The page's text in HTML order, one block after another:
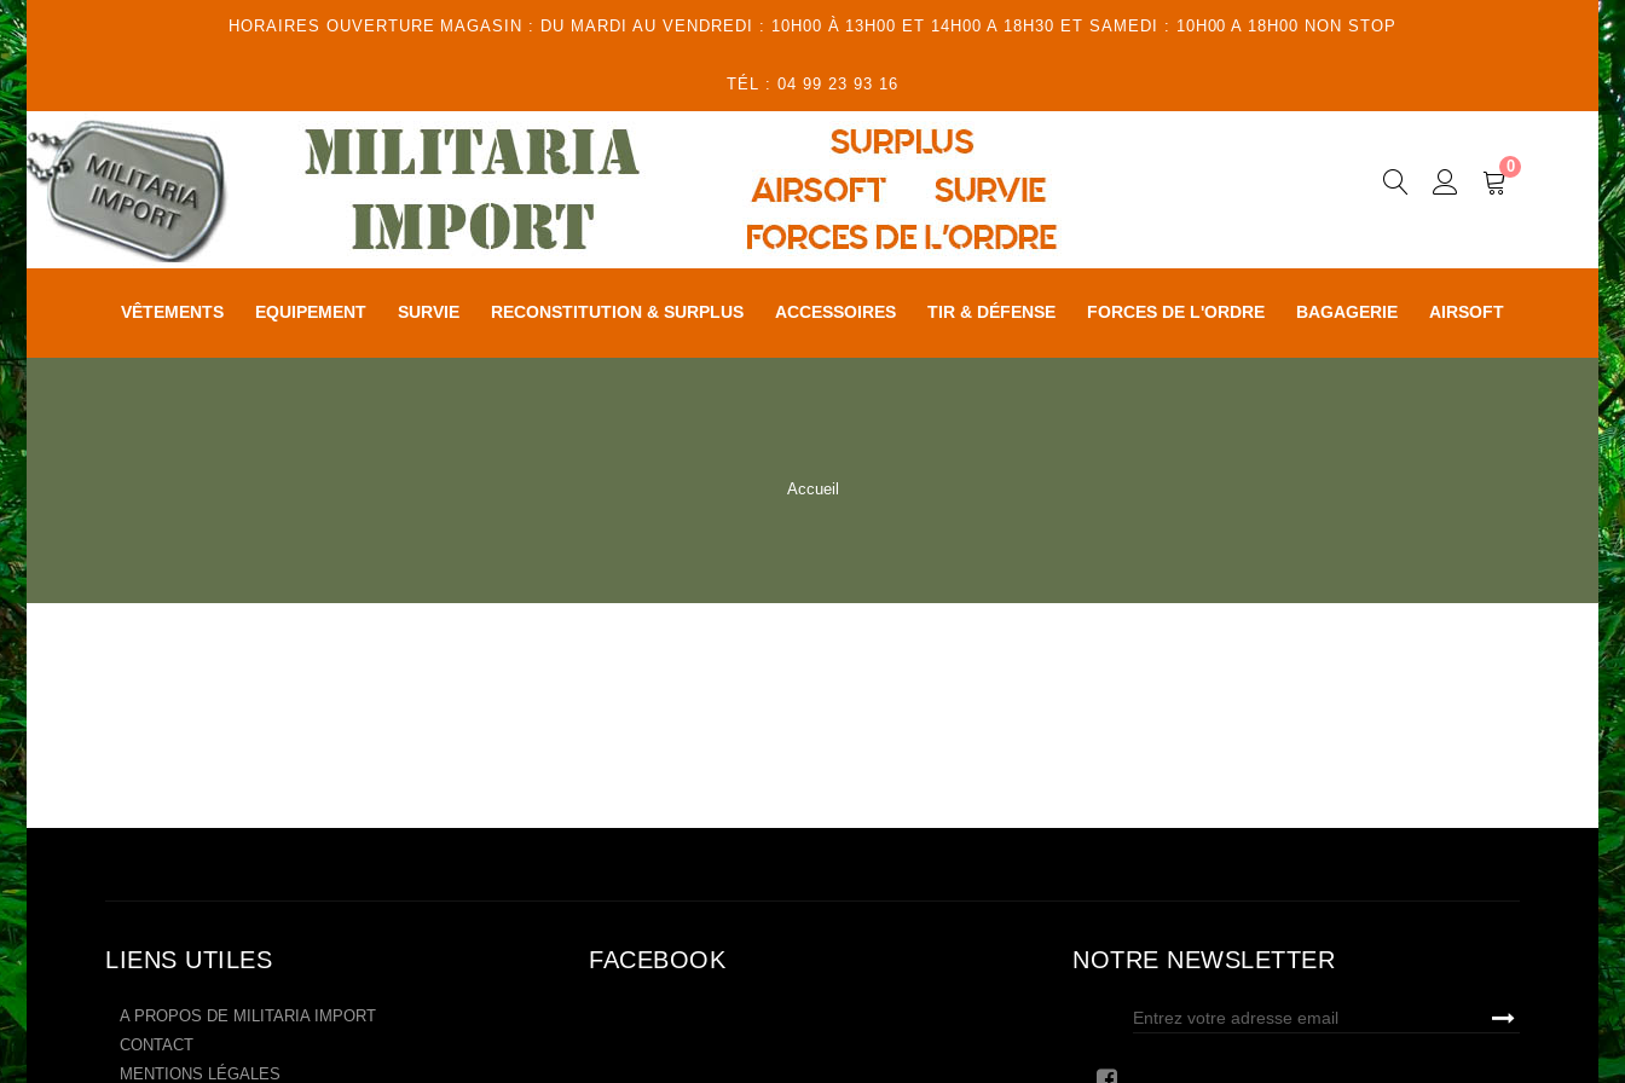
HORAIRES OUVERTURE MAGASIN : DU MARDI AU VENDREDI : 10H00 À 13H00 ET 14H00 A 18H30 ET SAMEDI : 10H00 A 18H00 NON STOP
TÉL : 04 99 23 93 16
0
VÊTEMENTS EQUIPEMENT SURVIE RECONSTITUTION & SURPLUS ACCESSOIRES TIR & DÉFENSE FORCES DE L'ORDRE BAGAGERIE AIRSOFT
Accueil
LIENS UTILES
A PROPOS DE MILITARIA IMPORT
CONTACT
MENTIONS LÉGALES
FACEBOOK NOTRE NEWSLETTER